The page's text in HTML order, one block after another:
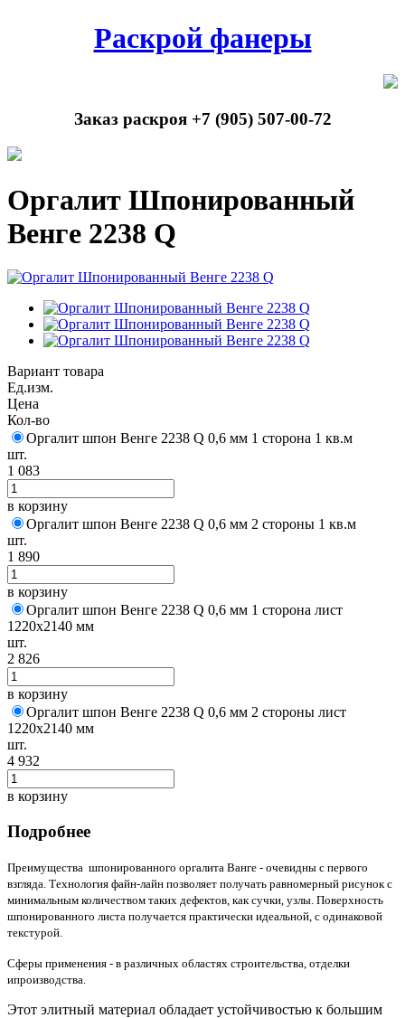
Раскрой фанеры
Заказ раскроя +7 (905) 507-00-72
Оргалит Шпонированный
Венге 2238 Q
Вариант товара
Ед.изм.
Цена
Кол-во
Оргалит шпон Венге 2238 Q 0,6 мм 1 сторона 1 кв.м
шт.
1 083
в корзину
Оргалит шпон Венге 2238 Q 0,6 мм 2 стороны 1 кв.м
шт.
1 890
в корзину
Оргалит шпон Венге 2238 Q 0,6 мм 1 сторона лист
1220х2140 мм
шт.
2 826
в корзину
Оргалит шпон Венге 2238 Q 0,6 мм 2 стороны лист
1220х2140 мм
шт.
4 932
в корзину
Подробнее
Преимущества шпонированного оргалита Ванге - очевидны с первого
взгляда. Технология файн-лайн позволяет получать равномерный рисунок с
минимальным количеством таких дефектов, как сучки, узлы. Поверхность
шпонированного листа получается практически идеальной, с одинаковой
текстурой.
Сферы применения - в различных областях строительства, отделки
ипроизводства.
Этот элитный материал обладает устойчивостью к большим